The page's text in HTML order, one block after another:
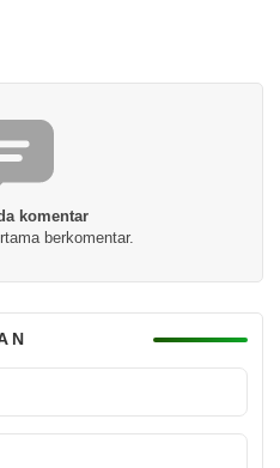
komentar
berkomentar.